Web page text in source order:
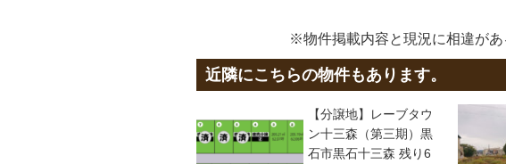
※物件掲載内容と現況に相違があ
近隣にこちらの物件もあります。
【分譲地】レーブタウ
ン十三森（第三期）黒
石市黒石十三森 残り6